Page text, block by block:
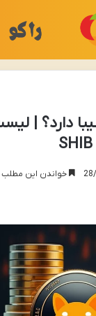
دارد؟ |
خواندن این مطلب 18 دقیقه زمان میبرد